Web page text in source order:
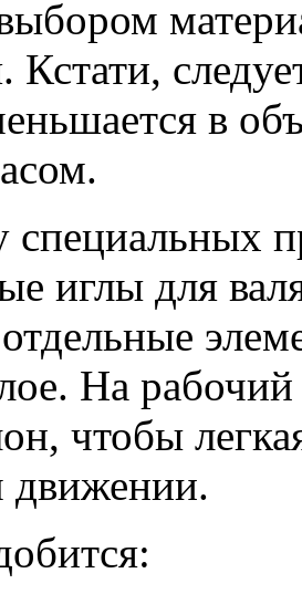
Кстати,
в
специальных
иглы для
На
чтобы